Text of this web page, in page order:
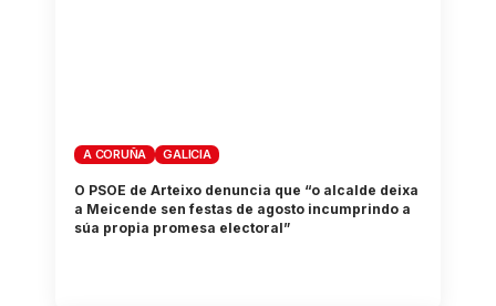
A CORUÑA GALICIA
O PSOE de Arteixo denuncia que “o alcalde deixa
a Meicende sen festas de agosto incumprindo a
súa propia promesa electoral”